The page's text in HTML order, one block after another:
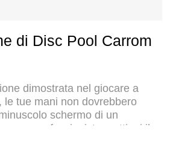
di Disc Pool Carrom
dimostrata nel giocare a
le tue mani non dovrebbero
schermo di un
un professionista e ottieni il